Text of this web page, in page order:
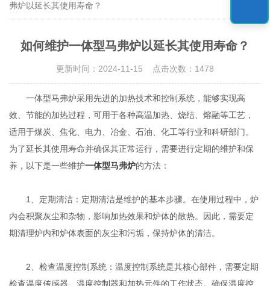
弗炉以延长其使用寿命？
如何维护一体型马弗炉以延长其使用寿命？
更新时间：2024-11-15 点击次数：1478
一体型马弗炉采用先进的加热技术和控制系统，能够实现高
效、节能的加热过程，可用于各种高温加热、烧结、熔融等工艺，
适用于煤炭、焦化、电力、冶金、石油、化工等行业和科研部门。
为了延长其使用寿命并确保其正常运行，需要进行定期的维护和保
养，以下是一些维护一体型马弗炉的方法：
1、定期清洁：定期清洁是维护的基本步骤。在使用过程中，炉
内会积聚灰尘和杂物，影响加热效果和炉体的散热。因此，需要定
期清理炉内和炉体表面的灰尘和污垢，保持炉体的清洁。
2、检查温度控制系统：温度控制系统是其核心部件，需要定期
检查温度传感器、温度控制器和加热元件的工作状态。确保温度控